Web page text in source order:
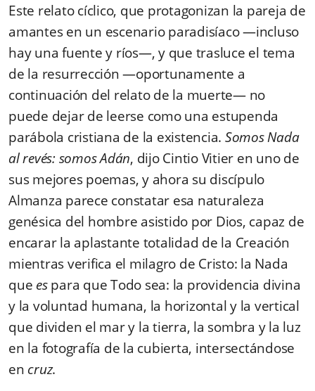
Este relato cíclico, que protagonizan la pareja de
amantes en un escenario paradisíaco —incluso
hay una fuente y ríos—, y que trasluce el tema
de la resurrección —oportunamente a
continuación del relato de la muerte— no
puede dejar de leerse como una estupenda
parábola cristiana de la existencia. Somos Nada
al revés: somos Adán, dijo Cintio Vitier en uno de
sus mejores poemas, y ahora su discípulo
Almanza parece constatar esa naturaleza
genésica del hombre asistido por Dios, capaz de
encarar la aplastante totalidad de la Creación
mientras verifica el milagro de Cristo: la Nada
que espara que Todo sea: la providencia divina
y la voluntad humana, la horizontal y la vertical
que dividen el mar y la tierra, la sombra y la luz
en la fotografía de la cubierta, intersectándose
en cruz.